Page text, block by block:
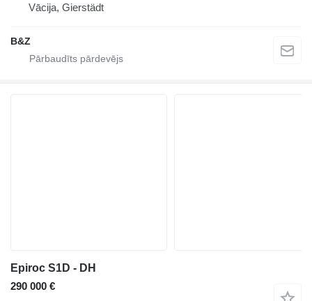
Vācija, Gierstädt
B&Z
Epiroc S1D - DH
290 000 €